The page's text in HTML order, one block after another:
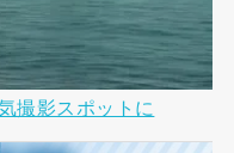
撮影スポットに